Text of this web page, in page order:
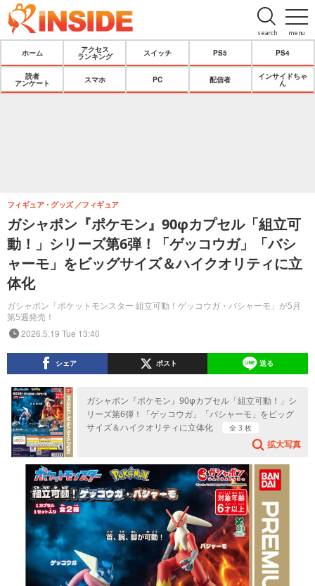
menu
search
ホーム
アクセス
ランキング
スイッチ PS5 PS4
読者
アンケート
スマホ PC 配信者
インサイドちゃ
ん
ガシャポン『ポケモン』90φカプセル「組立可
動！」シリーズ第6弾！「ゲッコウガ」「バシ
ャーモ」をビッグサイズ＆ハイクオリティに立
体化
ガシャポン「ポケットモンスター 組立可動！ゲッコウガ・バシャーモ」が5月
第5週発売！
フィギュア・グッズ フィギュア
2026.5.19 Tue 13:40
シェア ポスト 送る
ガシャポン『ポケモン』90φカプセル「組立可動！」シ
リーズ第6弾！「ゲッコウガ」「バシャーモ」をビッグ
サイズ＆ハイクオリティに立体化
全 3 枚
拡大写真